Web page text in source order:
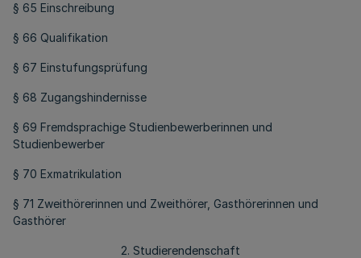
§ 65 Einschreibung
§ 66 Qualifikation
§ 67 Einstufungsprüfung
§ 68 Zugangshindernisse
§ 69 Fremdsprachige Studienbewerberinnen und
Studienbewerber
§ 70 Exmatrikulation
§ 71 Zweithörerinnen und Zweithörer, Gasthörerinnen und
Gasthörer
2. Studierendenschaft